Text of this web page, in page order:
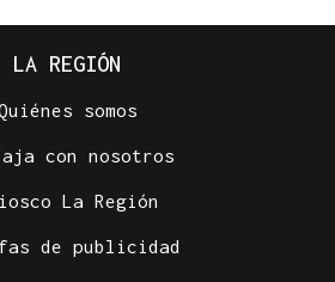
LA REGIÓN
somos
con nosotros
La Región
de publicidad